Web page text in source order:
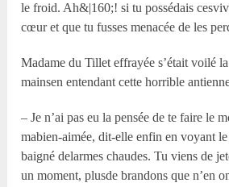
le froid. Ah&|160;! si tu possédais
cœur et que tu fusses menacée de les
Madame du Tillet effrayée s’était voilé
mainsen entendant cette horrible
– Je n’ai pas eu la pensée de te faire le
mabien-aimée, dit-elle enfin en voyant
baigné delarmes chaudes. Tu viens de
un moment, plusde brandons que n’en